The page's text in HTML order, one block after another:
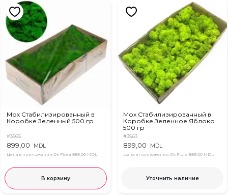
Мох Стабилизированный в
Коробке Зеленный 500 гр
#3565
899,00 MDL
Цена в приложении Ok Flora 889,00 MDL
В корзину
Мох Стабилизированный в
Коробке Зеленное Яблоко
500 гр
#3563
899,00 MDL
Цена в приложении Ok Flora 889,00 MDL
Уточнить наличие